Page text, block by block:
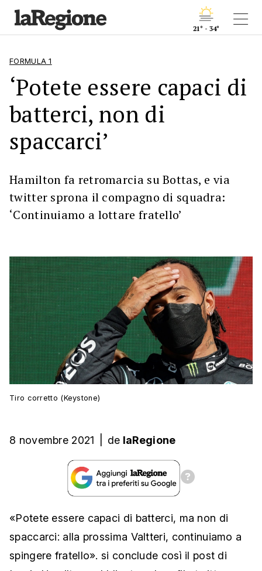
21° - 34°
FORMULA 1
‘Potete essere capaci di
batterci, non di
spaccarci’
Hamilton fa retromarcia su Bottas, e via
twitter sprona il compagno di squadra:
‘Continuiamo a lottare fratello’
Tiro corretto (Keystone)
8 novembre 2021 de laRegione
«Potete essere capaci di batterci, ma non di
spaccarci: alla prossima Valtteri, continuiamo a
spingere fratello». si conclude così il post di